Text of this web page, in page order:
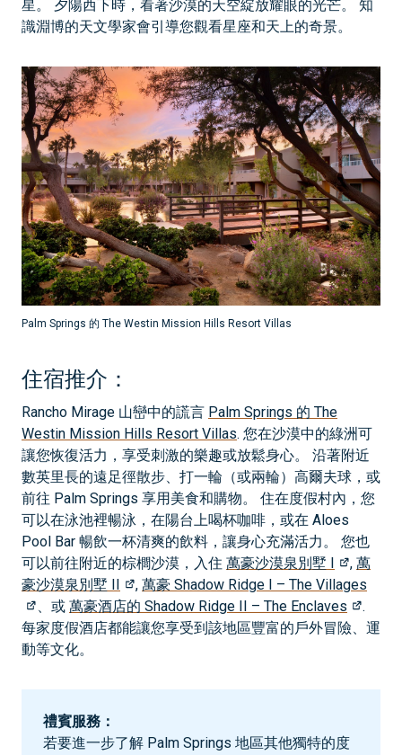
星。 夕陽西下時，看著沙漠的天空綻放耀眼的光芒。 知
識淵博的天文學家會引導您觀看星座和天上的奇景。
Palm Springs 的 The Westin Mission Hills Resort Villas
住宿推介：
Rancho Mirage 山巒中的謊言 Palm Springs 的 The
Westin Mission Hills Resort Villas. 您在沙漠中的綠洲可
讓您恢復活力，享受刺激的樂趣或放鬆身心。 沿著附近
數英里長的遠足徑散步、打一輪（或兩輪）高爾夫球，或
前往 Palm Springs 享用美食和購物。 住在度假村內，您
可以在泳池裡暢泳，在陽台上喝杯咖啡，或在 Aloes
Pool Bar 暢飲一杯清爽的飲料，讓身心充滿活力。 您也
可以前往附近的棕櫚沙漠，入住 萬豪沙漠泉別墅 I , 萬
豪沙漠泉別墅 II
, 萬豪 Shadow Ridge I – The Villages
、或 萬豪酒店的 Shadow Ridge II – The Enclaves
.
每家度假酒店都能讓您享受到該地區豐富的戶外冒險、運
動等文化。
禮賓服務：
若要進一步了解 Palm Springs 地區其他獨特的度